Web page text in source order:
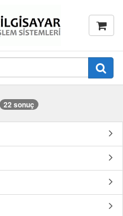
22 sonuç